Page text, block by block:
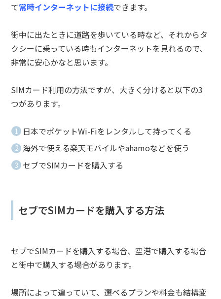
て常時インターネットに接続できます。
街中に出たときに道路を歩いている時など、それからタ
クシーに乗っている時もインターネットを見れるので、
非常に安心かなと思います。
SIMカード利用の方法ですが、大きく分けると以下の3
つがあります。
日本でポケットWi-Fiをレンタルして持ってくる
海外で使える楽天モバイルやahamoなどを使う
セブでSIMカードを購入する
セブでSIMカードを購入する方法
セブでSIMカードを購入する場合、空港で購入する場合
と街中で購入する場合があります。
場所によって違っていて、選べるプランや料金も結構変